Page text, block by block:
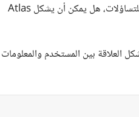
بمساعد ذكي يقرأ الإنترنت نيابة عنك ويقدّم لك ما تحتاجه مباشرة. لكن هذا التطور يفتح أيضًا باب للتساؤلات، هل يمكن أن يشكل Atlas
العلاقة بين المستخدم والمعلومات